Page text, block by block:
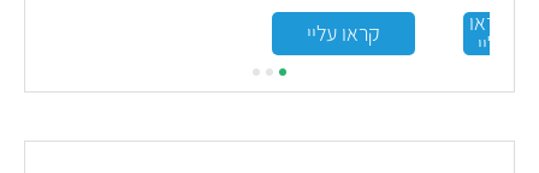
קראו
עליי קראו עליי